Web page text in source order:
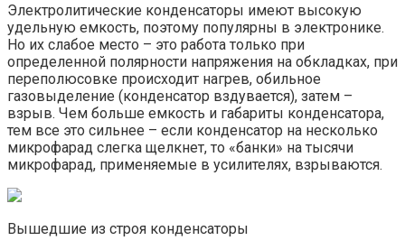
Электролитические конденсаторы имеют высокую
удельную емкость, поэтому популярны в электронике.
Но их слабое место – это работа только при
определенной полярности напряжения на обкладках, при
переполюсовке происходит нагрев, обильное
газовыделение (конденсатор вздувается), затем –
взрыв. Чем больше емкость и габариты конденсатора,
тем все это сильнее – если конденсатор на несколько
микрофарад слегка щелкнет, то «банки» на тысячи
микрофарад, применяемые в усилителях, взрываются.
Вышедшие из строя конденсаторы